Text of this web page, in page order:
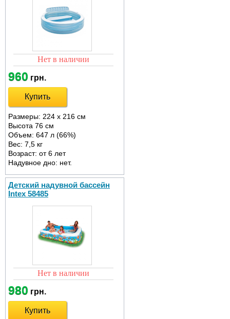
Нет в наличии
960 грн.
Купить
Размеры: 224 x 216 см
Высота 76 см
Объем: 647 л (66%)
Вес: 7,5 кг
Возраст: от 6 лет
Надувное дно: нет.
Детский надувной бассейн
Intex 58485
Нет в наличии
980 грн.
Купить